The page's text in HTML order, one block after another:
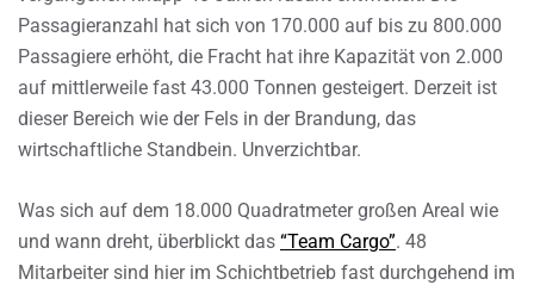
Passagieranzahl hat sich von 170.000 auf bis zu 800.000
Passagiere erhöht, die Fracht hat ihre Kapazität von 2.000
auf mittlerweile fast 43.000 Tonnen gesteigert. Derzeit ist
dieser Bereich wie der Fels in der Brandung, das
wirtschaftliche Standbein. Unverzichtbar.
Was sich auf dem 18.000 Quadratmeter großen Areal wie
und wann dreht, überblickt das “Team Cargo”. 48
Mitarbeiter sind hier im Schichtbetrieb fast durchgehend im